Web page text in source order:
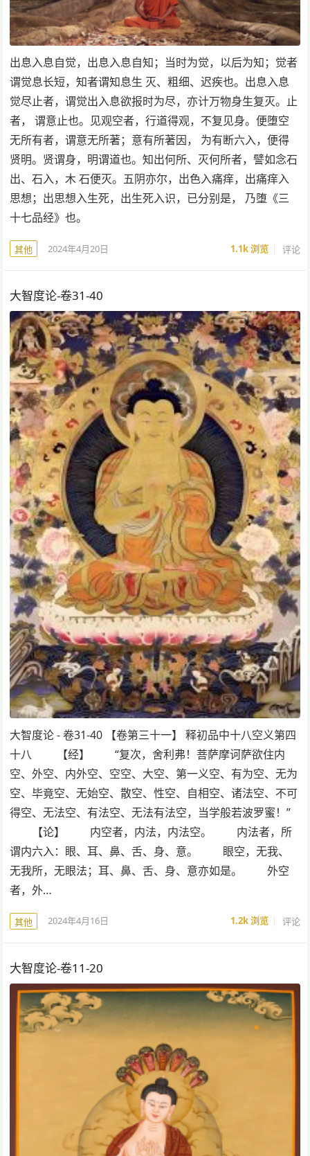
出息入息自觉，出息入息自知；当时为觉，以后为知；觉者
谓觉息长短，知者谓知息生 灭、粗细、迟疾也。出息入息
觉尽止者，谓觉出入息欲报时为尽，亦计万物身生复灭。止
者， 谓意止也。见观空者，行道得观，不复见身。便堕空
无所有者，谓意无所著；意有所著因， 为有断六入，便得
贤明。贤谓身，明谓道也。知出何所、灭何所者，譬如念石
出、石入，木 石便灭。五阴亦尔，出色入痛痒，出痛痒入
思想；出思想入生死，出生死入识，已分别是， 乃堕《三
十七品经》也。
其他 2024年4月20日 1.1k浏览 评论
大智度论-卷31-40
大智度论 - 卷31-40 【卷第三十一】 释初品中十八空义第四
十八 【经】 “复次，舍利弗！菩萨摩诃萨欲住内
空、外空、内外空、空空、大空、第一义空、有为空、无为
空、毕竟空、无始空、散空、性空、自相空、诸法空、不可
得空、无法空、有法空、无法有法空，当学般若波罗蜜！”
【论】 内空者，内法，内法空。 内法者，所
谓内六入：眼、耳、鼻、舌、身、意。 眼空，无我、
无我所，无眼法；耳、鼻、舌、身、意亦如是。 外空
者，外…
其他 2024年4月16日 1.2k浏览 评论
大智度论-卷11-20